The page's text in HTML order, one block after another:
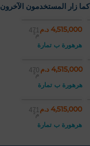
كما زار المستخدمون الآخرون
4,515,000 د.م 471
م²
هرهورة ب تمارة
4,515,000 د.م 470
م²
هرهورة ب تمارة
4,515,000 د.م 471
م²
هرهورة ب تمارة